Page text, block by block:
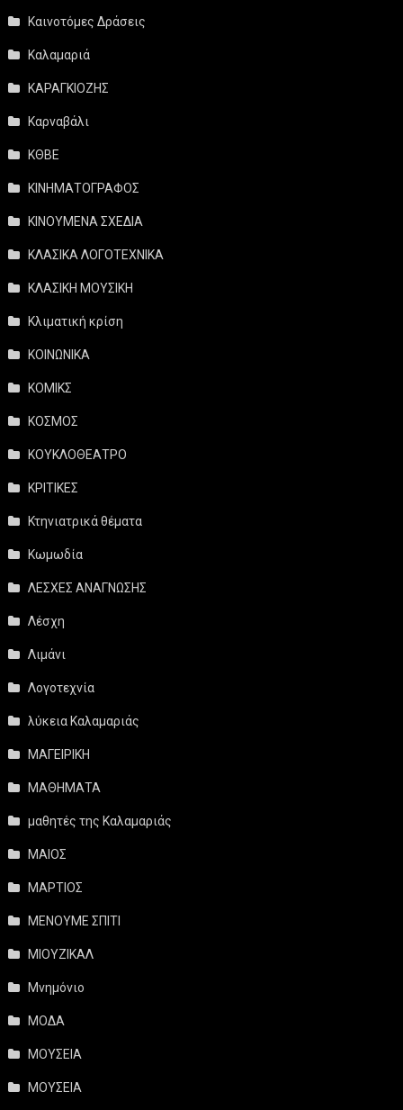
Καινοτόμες Δράσεις
Καλαμαριά
ΚΑΡΑΓΚΙΟΖΗΣ
Καρναβάλι
ΚΘΒΕ
ΚΙΝΗΜΑΤΟΓΡΑΦΟΣ
ΚΙΝΟΥΜΕΝΑ ΣΧΕΔΙΑ
ΚΛΑΣΙΚΑ ΛΟΓΟΤΕΧΝΙΚΑ
ΚΛΑΣΙΚΗ ΜΟΥΣΙΚΗ
Κλιματική κρίση
ΚΟΙΝΩΝΙΚΑ
ΚΟΜΙΚΣ
ΚΟΣΜΟΣ
ΚΟΥΚΛΟΘΕΑΤΡΟ
ΚΡΙΤΙΚΕΣ
Κτηνιατρικά θέματα
Κωμωδία
ΛΕΣΧΕΣ ΑΝΑΓΝΩΣΗΣ
Λέσχη
Λιμάνι
Λογοτεχνία
λύκεια Καλαμαριάς
ΜΑΓΕΙΡΙΚΗ
ΜΑΘΗΜΑΤΑ
μαθητές της Καλαμαριάς
ΜΑΙΟΣ
ΜΑΡΤΙΟΣ
ΜΕΝΟΥΜΕ ΣΠΙΤΙ
ΜΙΟΥΖΙΚΑΛ
Μνημόνιο
ΜΟΔΑ
ΜΟΥΣΕΙΑ
ΜΟΥΣΕΙΑ